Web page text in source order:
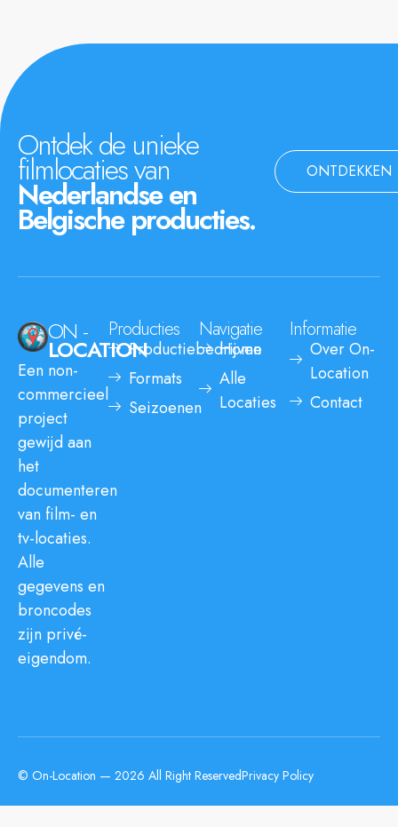
Ontdek de unieke
filmlocaties van
Nederlandse en
Belgische producties.
ONTDEKKEN
ON -
LOCATION
Een non-
commercieel
project
gewijd aan
het
documenteren
van film- en
tv-locaties.
Alle
gegevens en
broncodes
zijn privé-
eigendom.
Producties
Productiebedrijven
Formats
Seizoenen
Navigatie
Home
Alle
Locaties
Informatie
Over On-
Location
Contact
© On-Location — 2026 All Right ReservedPrivacy Policy